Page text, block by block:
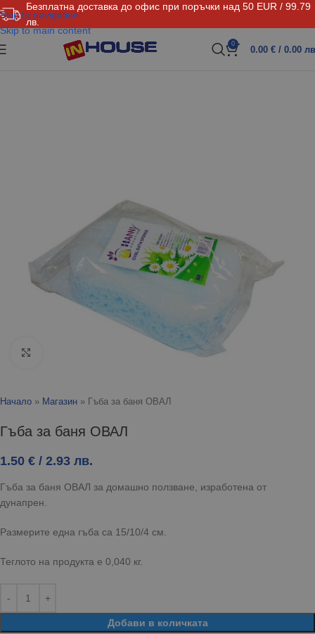
Безплатна доставка до офис при поръчки над 50 EUR / 99.79
лв.
Skip to navigation
Skip to main content
0
0.00 € / 0.00
Начало » Магазин » Гъба за баня ОВАЛ
Гъба за баня ОВАЛ
1.50 € / 2.93 лв.
Гъба за баня ОВАЛ за домашно ползване, изработена от
дунапрен.
Размерите една гъба са 15/10/4 см.
Теглото на продукта е 0,040 кг.
Добави в количката